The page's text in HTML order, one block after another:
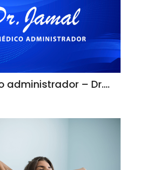
administrador – Dr.…